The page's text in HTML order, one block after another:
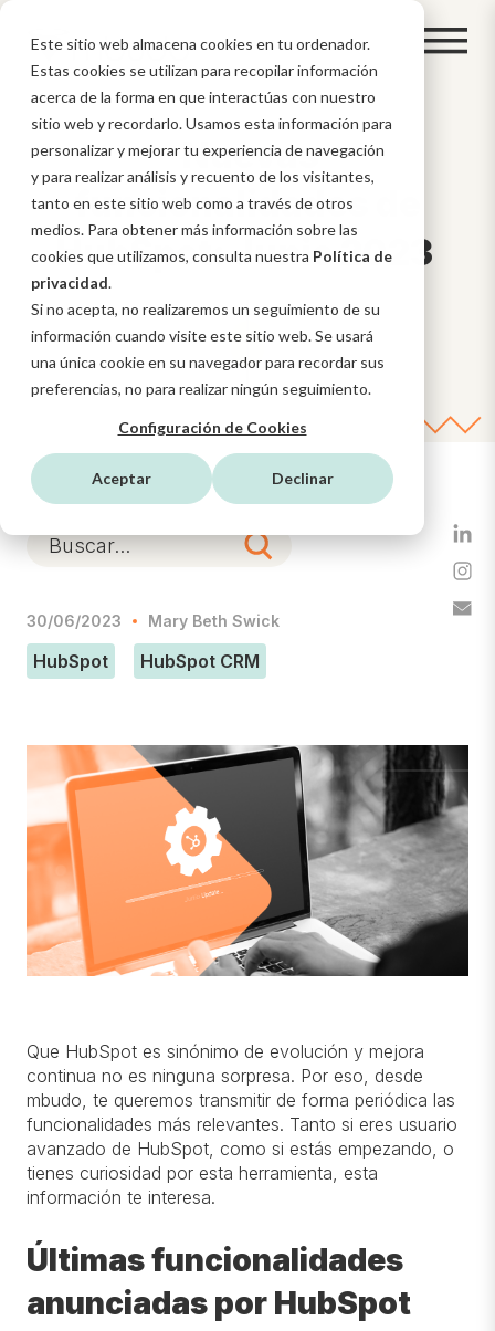
Este sitio web almacena cookies en tu ordenador.
Estas cookies se utilizan para recopilar información
acerca de la forma en que interactúas con nuestro
sitio web y recordarlo. Usamos esta información para
personalizar y mejorar tu experiencia de navegación
y para realizar análisis y recuento de los visitantes,
tanto en este sitio web como a través de otros
medios. Para obtener más información sobre las
cookies que utilizamos, consulta nuestra Política de
privacidad.
Si no acepta, no realizaremos un seguimiento de su
información cuando visite este sitio web. Se usará
una única cookie en su navegador para recordar sus
preferencias, no para realizar ningún seguimiento.
Configuración de Cookies
Aceptar Declinar
Nuevas
funcionalidades de
HubSpot: Junio 2023
30/06/2023 Mary Beth Swick
HubSpot HubSpot CRM
Que HubSpot es sinónimo de evolución y mejora
continua no es ninguna sorpresa. Por eso, desde
mbudo, te queremos transmitir de forma periódica las
funcionalidades más relevantes. Tanto si eres usuario
avanzado de HubSpot, como si estás empezando, o
tienes curiosidad por esta herramienta, esta
información te interesa.
Últimas funcionalidades
anunciadas por HubSpot